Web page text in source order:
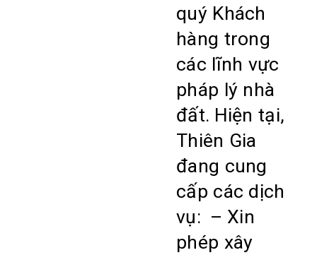
quý Khách
hàng trong
các lĩnh vực
pháp lý nhà
đất. Hiện tại,
Thiên Gia
đang cung
cấp các dịch
vụ: – Xin
phép xây